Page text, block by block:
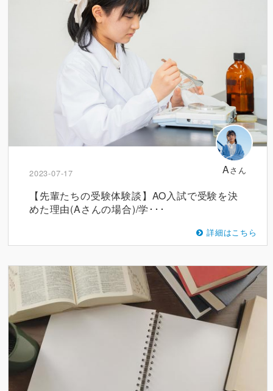
Aさん
2023-07-17
【先輩たちの受験体験談】AO入試で受験を決
めた理由(Aさんの場合)/学･･･
詳細はこちら